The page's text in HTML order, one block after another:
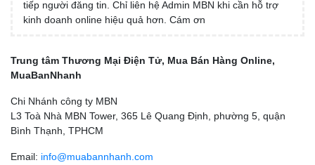
tiếp người đăng tin. Chỉ liên hệ Admin MBN khi cần hỗ trợ
kinh doanh online hiệu quả hơn. Cám ơn
Trung tâm Thương Mại Điện Tử, Mua Bán Hàng Online,
MuaBanNhanh
Chi Nhánh công ty MBN
L3 Toà Nhà MBN Tower, 365 Lê Quang Định, phường 5, quận
Bình Thạnh, TPHCM
Email: info@muabannhanh.com